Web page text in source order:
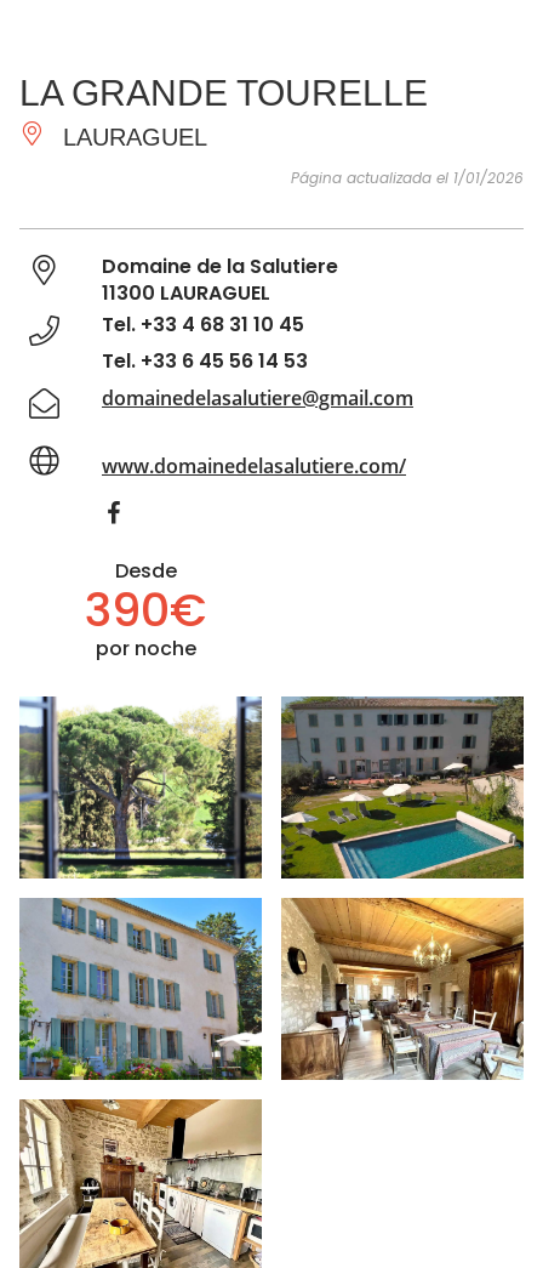
IMPRESCINDIBLES
HACER
INSPIRACIONES
LA GRANDE TOURELLE
LAURAGUEL
Página actualizada el 1/01/2026
Domaine de la Salutiere
11300 LAURAGUEL
Tel. +33 4 68 31 10 45
Tel. +33 6 45 56 14 53
domainedelasalutiere@gmail.com
www.domainedelasalutiere.com/
Desde
390€
por noche